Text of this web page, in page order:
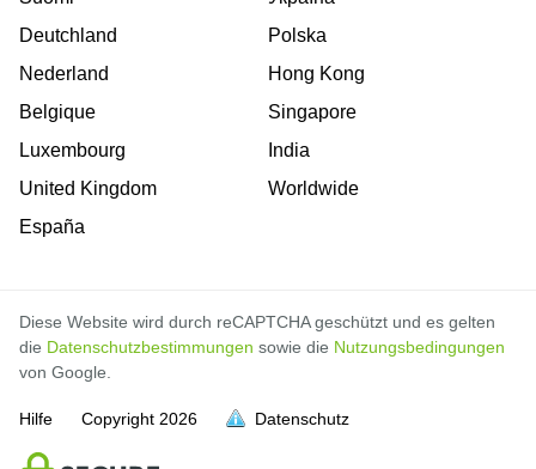
voll
voll
voll
voll
voll
voll
voll
voll
voll
voll
Deutchland
Nederland
Belgique
Luxembourg
United Kingdom
España
Polska
Hong Kong
Singapore
India
Worldwide
Diese Website wird durch reCAPTCHA geschützt und es gelten
die Datenschutzbestimmungen sowie die Nutzungsbedingungen
von Google.
Hilfe Copyright 2026 Datenschutz